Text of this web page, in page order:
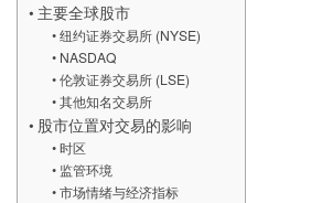
主要全球股市
纽约证券交易所 (NYSE)
NASDAQ
伦敦证券交易所 (LSE)
其他知名交易所
股市位置对交易的影响
时区
监管环境
市场情绪与经济指标